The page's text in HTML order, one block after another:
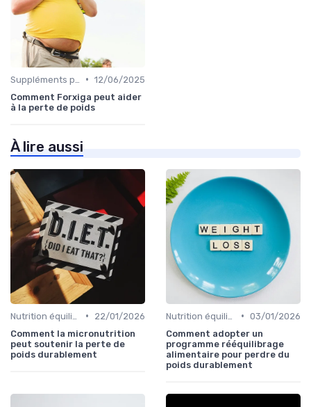
• 12/06/2025
Comment Forxiga peut aider
à la perte de poids
À lire aussi
•
22/01/2026
Comment la micronutrition
peut soutenir la perte de
poids durablement
• 03/01/2026
Comment adopter un
programme rééquilibrage
alimentaire pour perdre du
poids durablement